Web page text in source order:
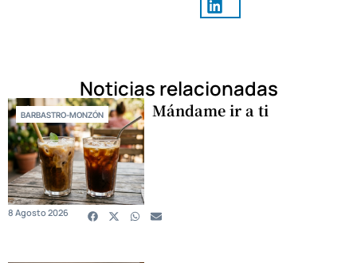
Noticias relacionadas
BARBASTRO-MONZÓN Mándame ir a ti
8 Agosto 2026